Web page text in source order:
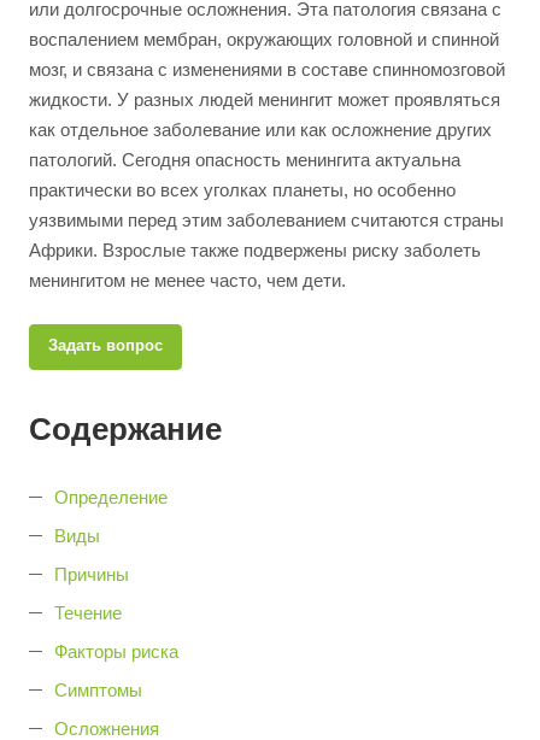
или долгосрочные осложнения. Эта патология связана с
воспалением мембран, окружающих головной и спинной
мозг, и связана с изменениями в составе спинномозговой
жидкости. У разных людей менингит может проявляться
как отдельное заболевание или как осложнение других
патологий. Сегодня опасность менингита актуальна
практически во всех уголках планеты, но особенно
уязвимыми перед этим заболеванием считаются страны
Африки. Взрослые также подвержены риску заболеть
менингитом не менее часто, чем дети.
Задать вопрос
Содержание
Определение
Виды
Причины
Течение
Факторы риска
Симптомы
Осложнения